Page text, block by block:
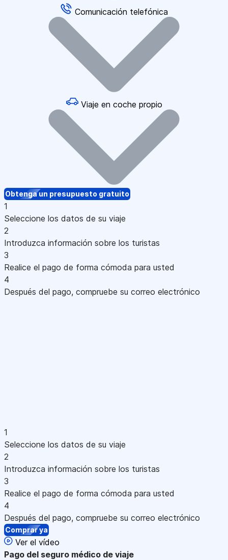
Comunicación telefónica
Viaje en coche propio
Obtenga un presupuesto gratuito
1
Seleccione los datos de su viaje
2
Introduzca información sobre los turistas
3
Realice el pago de forma cómoda para usted
4
Después del pago, compruebe su correo electrónico
1
Seleccione los datos de su viaje
2
Introduzca información sobre los turistas
3
Realice el pago de forma cómoda para usted
4
Después del pago, compruebe su correo electrónico
Comprar ya
Ver el vídeo
Pago del seguro médico de viaje